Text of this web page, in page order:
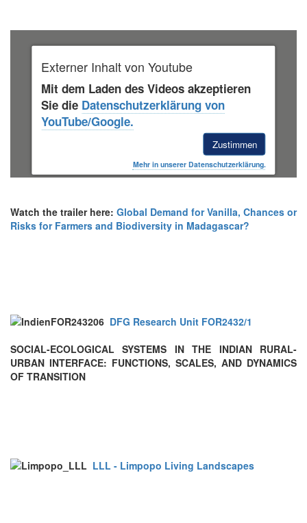
Externer Inhalt von Youtube
Mit dem Laden des Videos akzeptieren
Sie die Datenschutzerklärung von
YouTube/Google.
Zustimmen
Mehr in unserer Datenschutzerklärung.
Watch the trailer here: Global Demand for Vanilla, Chances or
Risks for Farmers and Biodiversity in Madagascar?
DFG Research Unit FOR2432/1
SOCIAL-ECOLOGICAL SYSTEMS IN THE INDIAN RURAL-
URBAN INTERFACE: FUNCTIONS, SCALES, AND DYNAMICS
OF TRANSITION
LLL - Limpopo Living Landscapes